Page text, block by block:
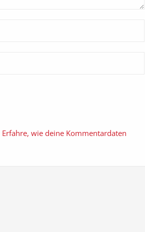
Erfahre, wie deine Kommentardaten